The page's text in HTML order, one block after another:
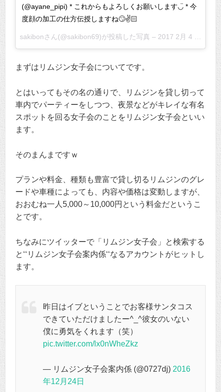
(@ayane_pipi) * これからもよろしくお願いします◡̈ * 今
度顔の加工の仕方伝授しますね🙄✌️🏻
sakibonさん(@sakibon69)が投稿した写真 – 2017 2月 4 6:24午前 PST
まずはリムジン女子会についてです。
とはいってもその名の通りで、リムジンを貸し切って
車内でパーティーをしつつ、夜景などがキレイな有名
スポットを回る女子会のことをリムジン女子会といい
ます。
そのまんまですｗ
プランや料金、種類も豊富で貸し切るリムジンのグレ
ードや車種によっても、内容や価格は変動しますが、
おおむね一人5,000～10,000円という料金だというこ
とです。
ちなみにツイッターで「リムジン女子会」と検索する
と‘‘リムジン女子会案内係‘‘なるアカウントがヒットし
ます。
昨日はイブということでお客様サンタコス
できていただけましたー^_^彼女のいない
僕に勇気をくれます（笑）
pic.twitter.com/lx0nWheZkz
— リムジン女子会案内係 (@0727dj) 2016
年12月24日